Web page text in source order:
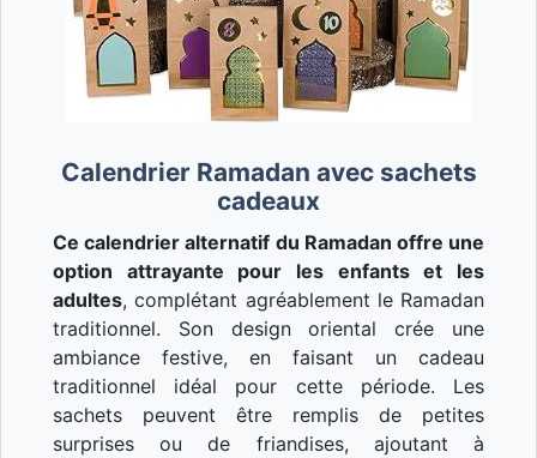
Calendrier Ramadan avec sachets
cadeaux
Ce calendrier alternatif du Ramadan offre une
option attrayante pour les enfants et les
adultes, complétant agréablement le Ramadan
traditionnel. Son design oriental crée une
ambiance festive, en faisant un cadeau
traditionnel idéal pour cette période. Les
sachets peuvent être remplis de petites
surprises ou de friandises, ajoutant à